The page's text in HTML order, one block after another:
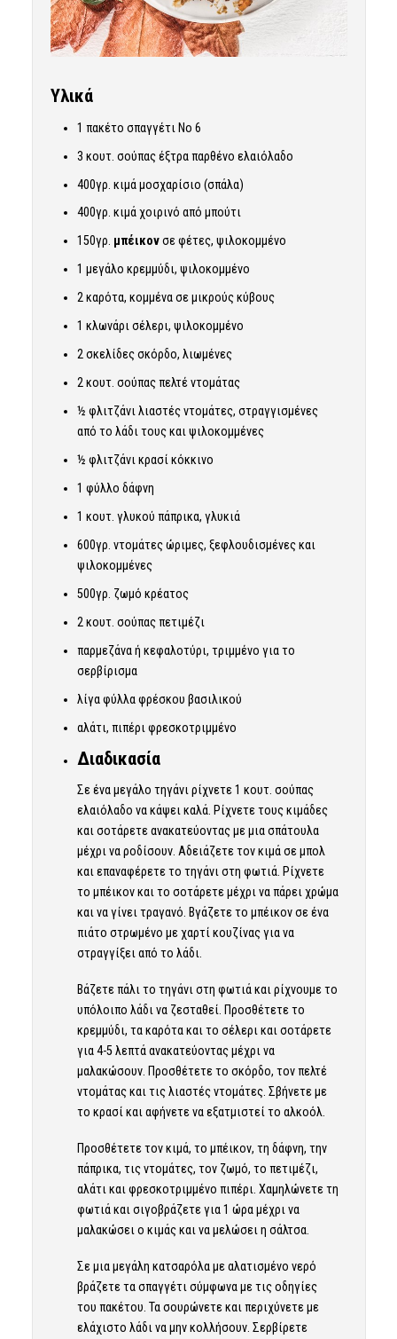
Υλικά
1 πακέτο σπαγγέτι Νο 6
3 κουτ. σούπας έξτρα παρθένο ελαιόλαδο
400γρ. κιμά μοσχαρίσιο (σπάλα)
400γρ. κιμά χοιρινό από μπούτι
150γρ. μπέικονσε φέτες, ψιλοκομμένο
1 μεγάλο κρεμμύδι, ψιλοκομμένο
2 καρότα, κομμένα σε μικρούς κύβους
1 κλωνάρι σέλερι, ψιλοκομμένο
2 σκελίδες σκόρδο, λιωμένες
2 κουτ. σούπας πελτέ ντομάτας
½ φλιτζάνι λιαστές ντομάτες, στραγγισμένες
από το λάδι τους και ψιλοκομμένες
½ φλιτζάνι κρασί κόκκινο
1 φύλλο δάφνη
1 κουτ. γλυκού πάπρικα, γλυκιά
600γρ. ντομάτες ώριμες, ξεφλουδισμένες και
ψιλοκομμένες
500γρ. ζωμό κρέατος
2 κουτ. σούπας πετιμέζι
παρμεζάνα ή κεφαλοτύρι, τριμμένο για το
σερβίρισμα
λίγα φύλλα φρέσκου βασιλικού
αλάτι, πιπέρι φρεσκοτριμμένο
Διαδικασία
Σε ένα μεγάλο τηγάνι ρίχνετε 1 κουτ. σούπας
ελαιόλαδο να κάψει καλά. Ρίχνετε τους κιμάδες
και σοτάρετε ανακατεύοντας με μια σπάτουλα
μέχρι να ροδίσουν. Αδειάζετε τον κιμά σε μπολ
και επαναφέρετε το τηγάνι στη φωτιά. Ρίχνετε
το μπέικον και το σοτάρετε μέχρι να πάρει χρώμα
και να γίνει τραγανό. Βγάζετε το μπέικον σε ένα
πιάτο στρωμένο με χαρτί κουζίνας για να
στραγγίξει από το λάδι.
Βάζετε πάλι το τηγάνι στη φωτιά και ρίχνουμε το
υπόλοιπο λάδι να ζεσταθεί. Προσθέτετε το
κρεμμύδι, τα καρότα και το σέλερι και σοτάρετε
για 4-5 λεπτά ανακατεύοντας μέχρι να
μαλακώσουν. Προσθέτετε το σκόρδο, τον πελτέ
ντομάτας και τις λιαστές ντομάτες. Σβήνετε με
το κρασί και αφήνετε να εξατμιστεί το αλκοόλ.
Προσθέτετε τον κιμά, το μπέικον, τη δάφνη, την
πάπρικα, τις ντομάτες, τον ζωμό, το πετιμέζι,
αλάτι και φρεσκοτριμμένο πιπέρι. Χαμηλώνετε τη
φωτιά και σιγοβράζετε για 1 ώρα μέχρι να
μαλακώσει ο κιμάς και να μελώσει η σάλτσα.
Σε μια μεγάλη κατσαρόλα με αλατισμένο νερό
βράζετε τα σπαγγέτι σύμφωνα με τις οδηγίες
του πακέτου. Τα σουρώνετε και περιχύνετε με
ελάχιστο λάδι να μην κολλήσουν. Σερβίρετε